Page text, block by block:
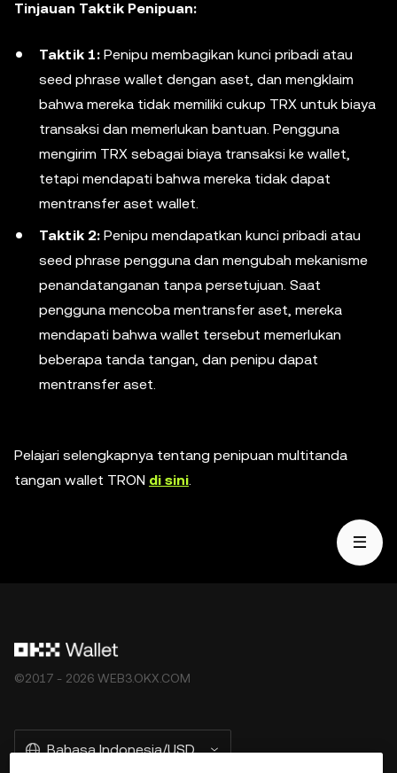
Tinjauan Taktik Penipuan:
Taktik 1: Penipu membagikan kunci pribadi atau
seed phrase wallet dengan aset, dan mengklaim
bahwa mereka tidak memiliki cukup TRX untuk biaya
transaksi dan memerlukan bantuan. Pengguna
mengirim TRX sebagai biaya transaksi ke wallet,
tetapi mendapati bahwa mereka tidak dapat
mentransfer aset wallet.
Taktik 2: Penipu mendapatkan kunci pribadi atau
seed phrase pengguna dan mengubah mekanisme
penandatanganan tanpa persetujuan. Saat
pengguna mencoba mentransfer aset, mereka
mendapati bahwa wallet tersebut memerlukan
beberapa tanda tangan, dan penipu dapat
mentransfer aset.
Pelajari selengkapnya tentang penipuan multitanda
tangan wallet TRON di sini.
©2017 - 2026 WEB3.OKX.COM
Bahasa Indonesia/USD